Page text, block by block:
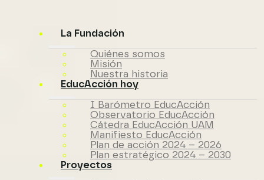
La Fundación
Quiénes somos
Misión
Nuestra historia
EducAcción hoy
I Barómetro EducAcción
Observatorio EducAcción
Cátedra EducAcción UAM
Manifiesto EducAcción
Plan de acción 2024 – 2026
Plan estratégico 2024 – 2030
Proyectos